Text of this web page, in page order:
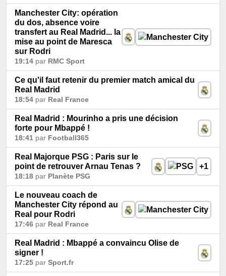
Manchester City: opération
du dos, absence voire
transfert au Real Madrid... la
mise au point de Maresca
sur Rodri
19:14 par RMC Sport
Ce qu'il faut retenir du premier match amical du
Real Madrid
18:54 par Real France
Real Madrid : Mourinho a pris une décision
forte pour Mbappé !
18:41 par Football365
Real Majorque PSG : Paris sur le
point de retrouver Arnau Tenas ?
18:18 par Planète PSG
+1
Le nouveau coach de
Manchester City répond au
Real pour Rodri
17:46 par Real France
Real Madrid : Mbappé a convaincu Olise de
signer !
17:25 par Sport.fr